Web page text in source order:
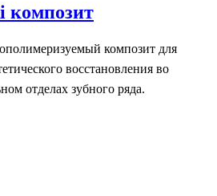
композит
композит для
восстановления во
отделах зубного ряда.